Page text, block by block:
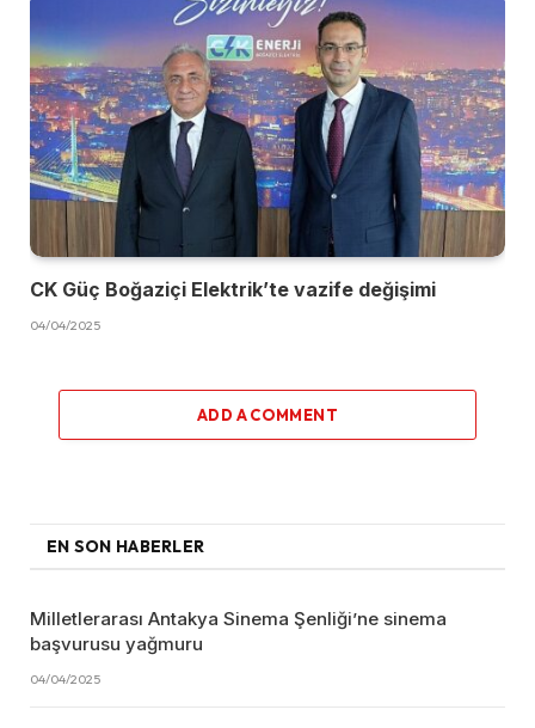
CK Güç Boğaziçi Elektrik’te vazife değişimi
04/04/2025
ADD A COMMENT
EN SON HABERLER
Milletlerarası Antakya Sinema Şenliği’ne sinema
başvurusu yağmuru
04/04/2025